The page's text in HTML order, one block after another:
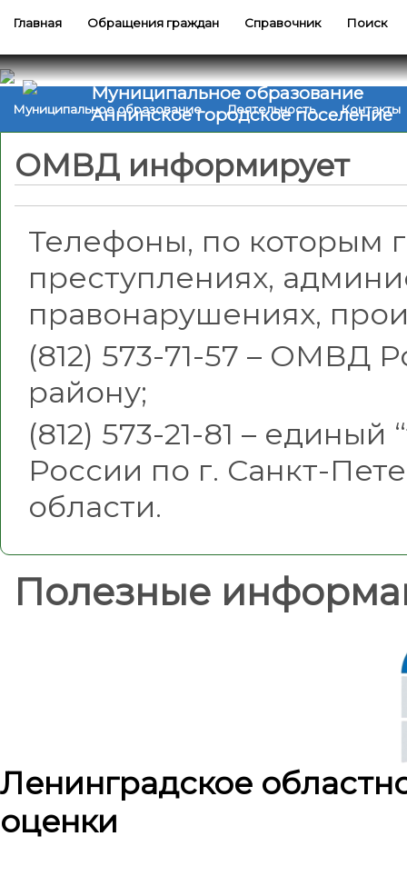
Главная Обращения граждан Справочник Поиск
Муниципальное образование
Аннинское городское поселение
Муниципальное образование Деятельность Контакты
ОМВД информирует
Телефоны, по которым
преступлениях,
правонарушениях,
(812) 573-71-57 – ОМВД
району;
(812) 573-21-81 –
России по г. Санкт-
области.
Полезные
Ленинградское
оценки